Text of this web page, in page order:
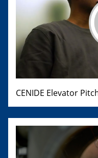
CENIDE Elevator